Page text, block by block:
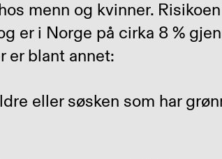
menn og kvinner.
er i Norge på cirka 8 %
er blant annet:
eller søsken som har